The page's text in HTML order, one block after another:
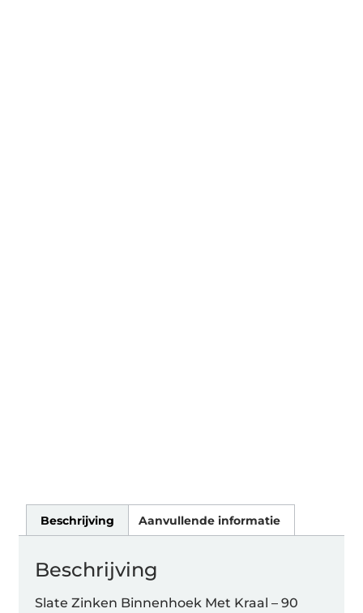
Beschrijving Aanvullende informatie
Beschrijving
Slate Zinken Binnenhoek Met Kraal – 90